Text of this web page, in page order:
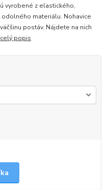
vyrobené z elastického,
materiálu. Nohavice
postáv. Nájdete na nich
celý popis